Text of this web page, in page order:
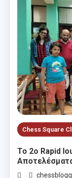
Chess Square
Το 2ο Rapid